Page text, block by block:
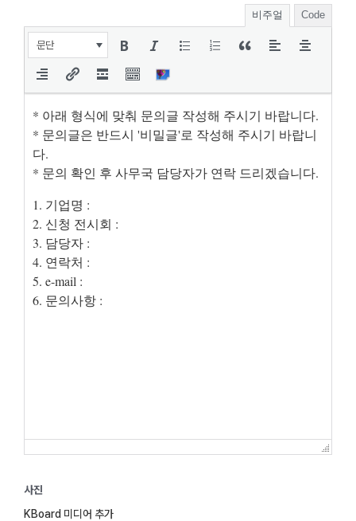
비주얼 Code
문단
사진
KBoard 미디어 추가